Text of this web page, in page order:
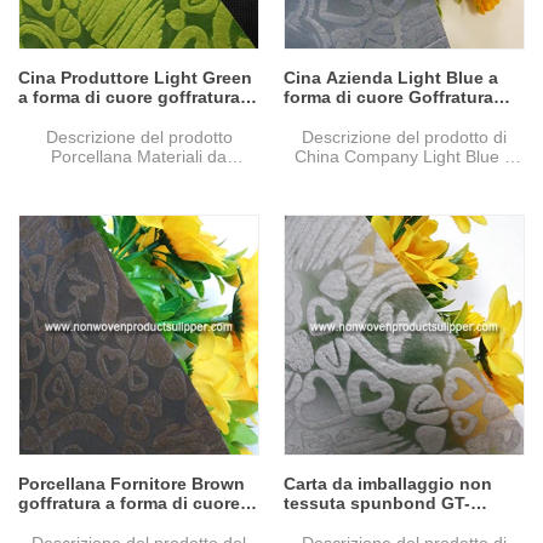
Cina Produttore Light Green
a forma di cuore goffratura
Spunbonded Materiali per
imballaggio non tessuto
Descrizione del prodotto
Porcellana Materiali da
goffratura verde chiaro a forma
di cuore Cina ...
Cina Azienda Light Blue a
forma di cuore Goffratura
Spunbonded Tessuto non
tessuto Confezione di fiori
Descrizione del prodotto di
China Company Light Blue a
Tessuto non tessuto
Confezione di fiori ...
Porcellana Fornitore Brown
goffratura a forma di cuore
Carta da imballaggio non
tessuta spunbond GT-